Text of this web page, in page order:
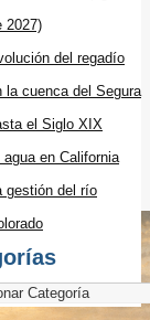
2027)
del regadío
la cuenca del Segura
el Siglo XIX
agua en California
gestión del río